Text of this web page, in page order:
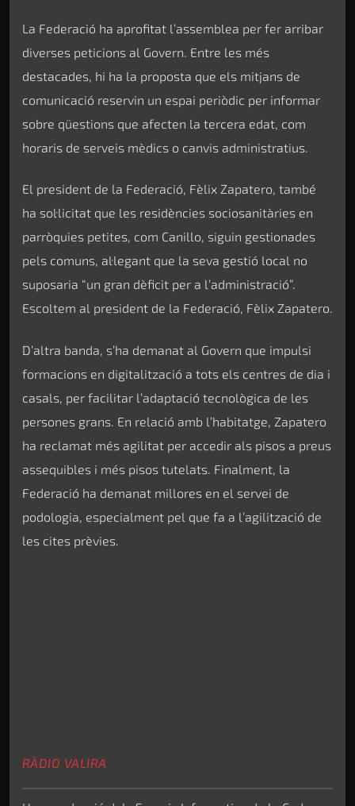
La Federació ha aprofitat l’assemblea per fer arribar
diverses peticions al Govern. Entre les més
destacades, hi ha la proposta que els mitjans de
comunicació reservin un espai periòdic per informar
sobre qüestions que afecten la tercera edat, com
horaris de serveis mèdics o canvis administratius.
El president de la Federació, Fèlix Zapatero, també
ha sol·licitat que les residències sociosanitàries en
parròquies petites, com Canillo, siguin gestionades
pels comuns, al·legant que la seva gestió local no
suposaria “un gran dèficit per a l’administració”.
Escoltem al president de la Federació, Fèlix Zapatero.
D’altra banda, s’ha demanat al Govern que impulsi
formacions en digitalització a tots els centres de dia i
casals, per facilitar l’adaptació tecnològica de les
persones grans. En relació amb l’habitatge, Zapatero
ha reclamat més agilitat per accedir als pisos a preus
assequibles i més pisos tutelats. Finalment, la
Federació ha demanat millores en el servei de
podologia, especialment pel que fa a l’agilització de
les cites prèvies.
RÀDIO VALIRA